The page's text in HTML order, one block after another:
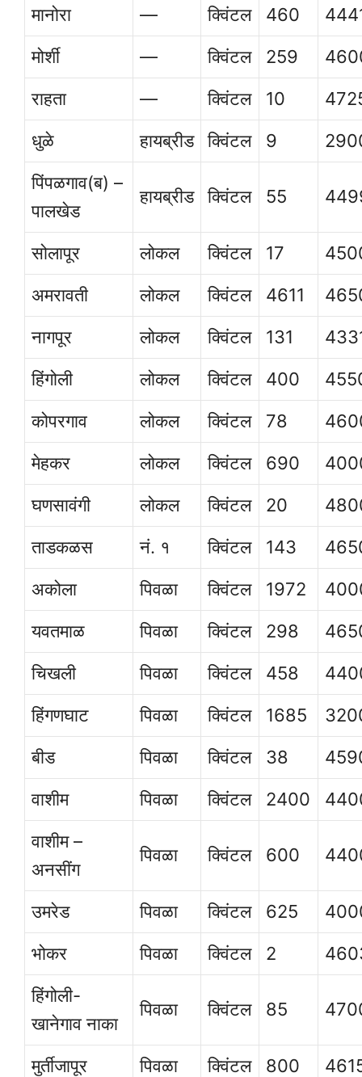
मानोरा
— क्विंटल 460
मोर्शी
— क्विंटल 259
राहता
— क्विंटल 10
धुळे
हायब्रीड क्विंटल 9
पिंपळगाव(ब) –
पालखेड
हायब्रीड क्विंटल 55
सोलापूर लोकल क्विंटल 17
अमरावती
लोकल क्विंटल 4611
नागपूर
लोकल क्विंटल 131
हिंगोली
लोकल क्विंटल 400
कोपरगाव
लोकल क्विंटल 78
मेहकर
लोकल क्विंटल 690
घणसावंगी
लोकल क्विंटल 20
ताडकळस
नं. १ क्विंटल 143
अकोला
पिवळा क्विंटल 1972
यवतमाळ
पिवळा क्विंटल 298
चिखली
पिवळा क्विंटल 458
हिंगणघाट
पिवळा क्विंटल 1685
बीड
पिवळा क्विंटल 38
वाशीम
पिवळा क्विंटल 2400
वाशीम –
अनसींग
पिवळा क्विंटल 600
उमरेड पिवळा क्विंटल 625
भोकर
पिवळा क्विंटल 2
हिंगोली-
खानेगाव नाका
पिवळा क्विंटल 85
मुर्तीजापूर पिवळा क्विंटल 800